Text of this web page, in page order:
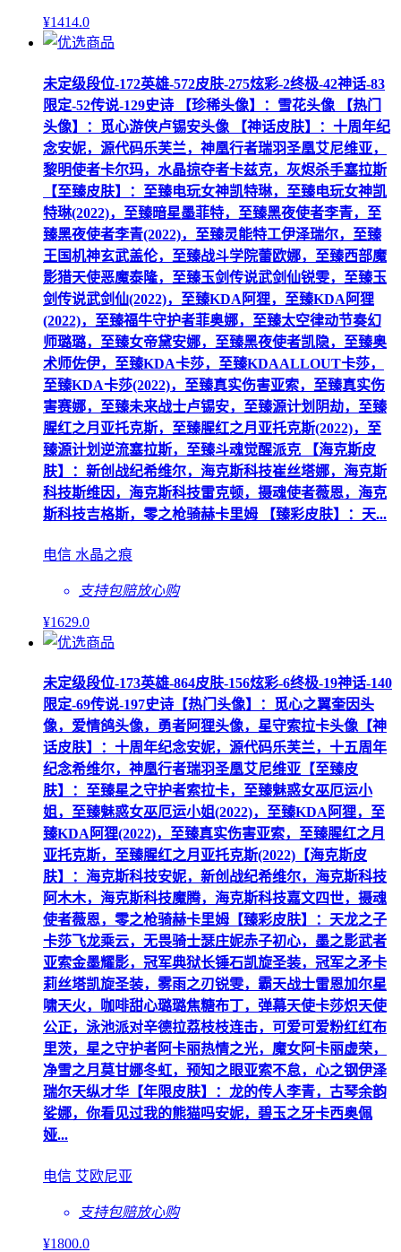
¥1414.0
未定级段位-172英雄-572皮肤-275炫彩-2终极-42神话-83
限定-52传说-129史诗 【珍稀头像】：雪花头像 【热门
头像】：觅心游侠卢锡安头像 【神话皮肤】：十周年纪
念安妮，源代码乐芙兰，神凰行者瑞羽圣凰艾尼维亚，
黎明使者卡尔玛，水晶掠夺者卡兹克，灰烬杀手塞拉斯
【至臻皮肤】：至臻电玩女神凯特琳，至臻电玩女神凯
特琳(2022)，至臻暗星墨菲特，至臻黑夜使者李青，至
臻黑夜使者李青(2022)，至臻灵能特工伊泽瑞尔，至臻
王国机神玄武盖伦，至臻战斗学院蕾欧娜，至臻西部魔
影猎天使恶魔泰隆，至臻玉剑传说武剑仙锐雯，至臻玉
剑传说武剑仙(2022)，至臻KDA阿狸，至臻KDA阿狸
(2022)，至臻福牛守护者菲奥娜，至臻太空律动节奏幻
师璐璐，至臻女帝黛安娜，至臻黑夜使者凯隐，至臻奥
术师佐伊，至臻KDA卡莎，至臻KDAALLOUT卡莎，
至臻KDA卡莎(2022)，至臻真实伤害亚索，至臻真实伤
害赛娜，至臻未来战士卢锡安，至臻源计划阴劫，至臻
腥红之月亚托克斯，至臻腥红之月亚托克斯(2022)，至
臻源计划逆流塞拉斯，至臻斗魂觉醒派克 【海克斯皮
肤】：新创战纪希维尔，海克斯科技崔丝塔娜，海克斯
科技斯维因，海克斯科技雷克顿，摄魂使者薇恩，海克
斯科技吉格斯，零之枪骑赫卡里姆 【臻彩皮肤】：天...
电信 水晶之痕
支持包赔放心购
¥1629.0
未定级段位-173英雄-864皮肤-156炫彩-6终极-19神话-140
限定-69传说-197史诗【热门头像】：觅心之翼奎因头
像，爱情鸽头像，勇者阿狸头像，星守索拉卡头像【神
话皮肤】：十周年纪念安妮，源代码乐芙兰，十五周年
纪念希维尔，神凰行者瑞羽圣凰艾尼维亚【至臻皮
肤】：至臻星之守护者索拉卡，至臻魅惑女巫厄运小
姐，至臻魅惑女巫厄运小姐(2022)，至臻KDA阿狸，至
臻KDA阿狸(2022)，至臻真实伤害亚索，至臻腥红之月
亚托克斯，至臻腥红之月亚托克斯(2022)【海克斯皮
肤】：海克斯科技安妮，新创战纪希维尔，海克斯科技
阿木木，海克斯科技魔腾，海克斯科技嘉文四世，摄魂
使者薇恩，零之枪骑赫卡里姆【臻彩皮肤】：天龙之子
卡莎飞龙乘云，无畏骑士瑟庄妮赤子初心，墨之影武者
亚索金墨耀影，冠军典狱长锤石凯旋圣装，冠军之矛卡
莉丝塔凯旋圣装，雾雨之刃锐雯，霸天战士雷恩加尔星
啸天火，咖啡甜心璐璐焦糖布丁，弹幕天使卡莎炽天使
公正，泳池派对辛德拉荔枝枝连击，可爱可爱粉红红布
里茨，星之守护者阿卡丽热情之光，魔女阿卡丽虚荣，
净雪之月莫甘娜冬虹，预知之眼亚索不怠，心之钢伊泽
瑞尔天纵才华【年限皮肤】：龙的传人李青，古琴余韵
娑娜，你看见过我的熊猫吗安妮，碧玉之牙卡西奥佩
娅...
电信 艾欧尼亚
支持包赔放心购
¥1800.0